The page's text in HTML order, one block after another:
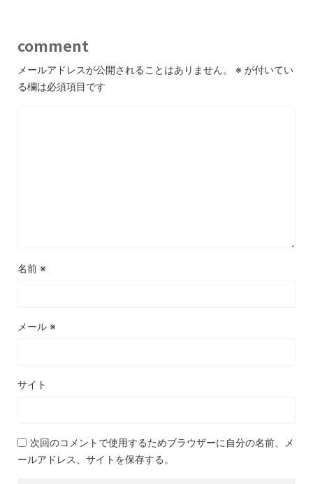
comment
メールアドレスが公開されることはありません。 ※ が付いてい
る欄は必須項目です
名前 ※
メール ※
サイト
次回のコメントで使用するためブラウザーに自分の名前、メ
ールアドレス、サイトを保存する。